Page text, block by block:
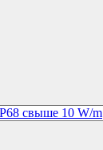
свыше 10 W/m